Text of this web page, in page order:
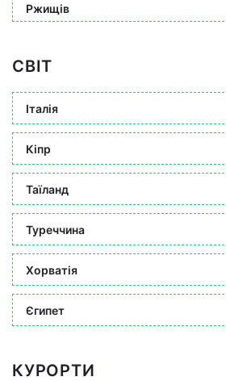
Ржищів
СВІТ
Італія
Кіпр
Таїланд
Туреччина
Хорватія
Єгипет
КУРОРТИ